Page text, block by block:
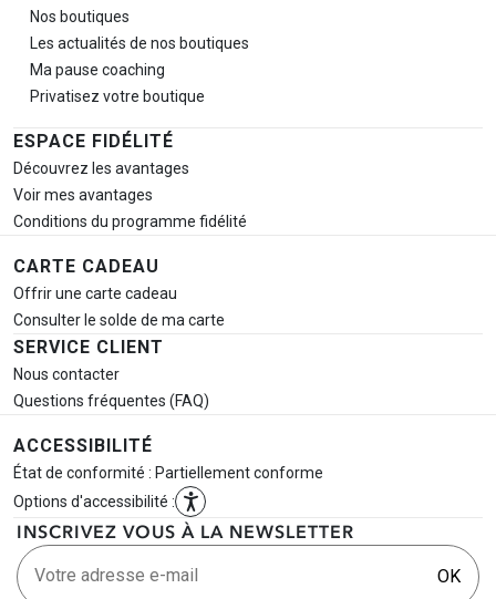
Nos boutiques
Les actualités de nos boutiques
Ma pause coaching
Privatisez votre boutique
ESPACE FIDÉLITÉ
Découvrez les avantages
Voir mes avantages
Conditions du programme fidélité
CARTE CADEAU
Offrir une carte cadeau
Consulter le solde de ma carte
SERVICE CLIENT
Nous contacter
Questions fréquentes (FAQ)
ACCESSIBILITÉ
État de conformité : Partiellement conforme
Options d'accessibilité :
INSCRIVEZ VOUS À LA NEWSLETTER
Votre adresse e-mail OK